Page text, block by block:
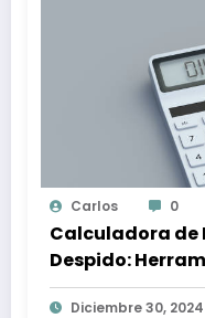
Carlos 0
Calculadora de
Despido:
Proteger tus
Diciembre 30, 2024